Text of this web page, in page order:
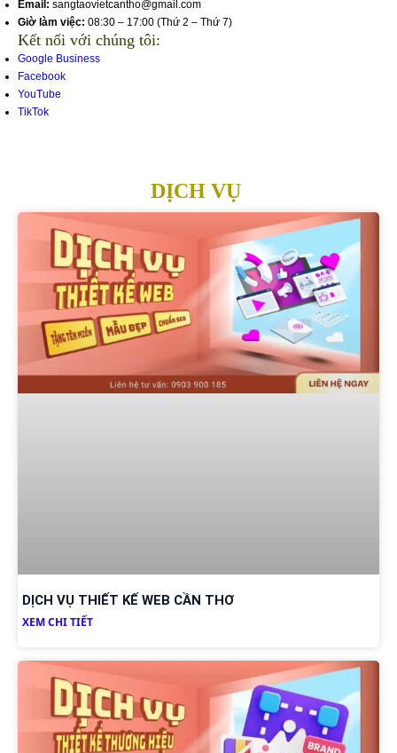
Email: sangtaovietcantho@gmail.com
Giờ làm việc: 08:30 – 17:00 (Thứ 2 – Thứ 7)
Kết nối với chúng tôi:
Google Business
Facebook
YouTube
TikTok
DỊCH VỤ
DỊCH VỤ THIẾT KẾ WEB CẦN THƠ
XEM CHI TIẾT